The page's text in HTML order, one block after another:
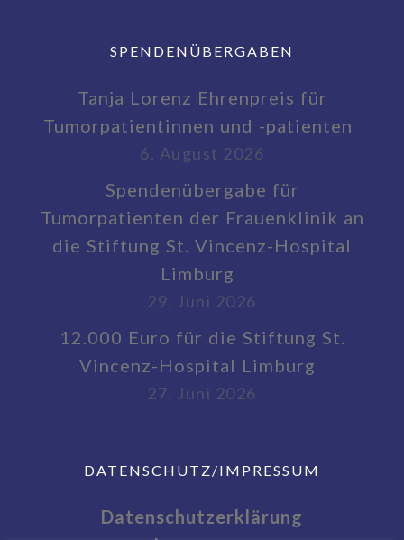
SPENDENÜBERGABEN
Tanja Lorenz Ehrenpreis für
Tumorpatientinnen und -patienten
6. August 2026
Spendenübergabe für
Tumorpatienten der Frauenklinik an
die Stiftung St. Vincenz-Hospital
Limburg
29. Juni 2026
12.000 Euro für die Stiftung St.
Vincenz-Hospital Limburg
27. Juni 2026
DATENSCHUTZ/IMPRESSUM
Datenschutzerklärung